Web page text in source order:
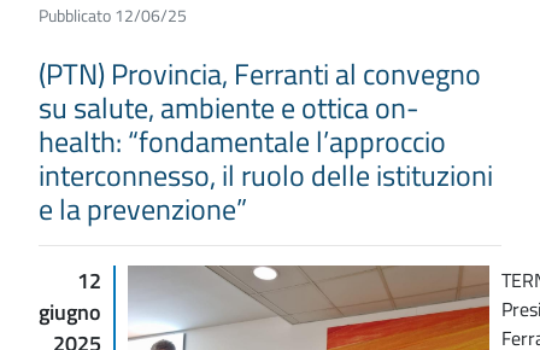
Pubblicato 12/06/25
(PTN) Provincia, Ferranti al convegno
su salute, ambiente e ottica on-
health: “fondamentale l’approccio
interconnesso, il ruolo delle istituzioni
e la prevenzione”
12
giugno
2025